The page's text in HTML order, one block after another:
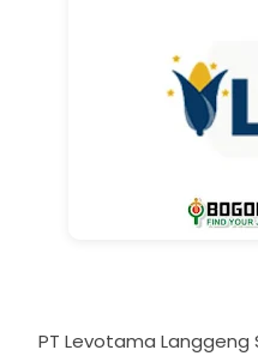
PT Levotama